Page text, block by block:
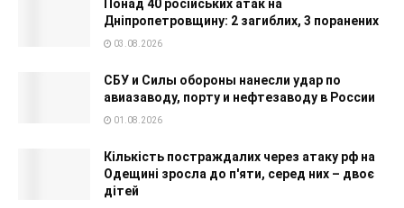
Понад 40 російських атак на
Дніпропетровщину: 2 загиблих, 3 поранених
03.08.2026
СБУ и Силы обороны нанесли удар по
авиазаводу, порту и нефтезаводу в России
01.08.2026
Кількість постраждалих через атаку рф на
Одещині зросла до п'яти, серед них – двоє
дітей